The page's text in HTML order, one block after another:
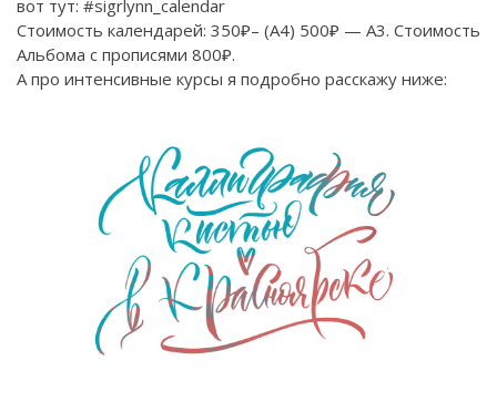
вот тут: #sigrlynn_calendar
Стоимость календарей: 350₽– (А4) 500₽ — А3. Стоимость
Альбома с прописями 800₽.
А про интенсивные курсы я подробно расскажу ниже: